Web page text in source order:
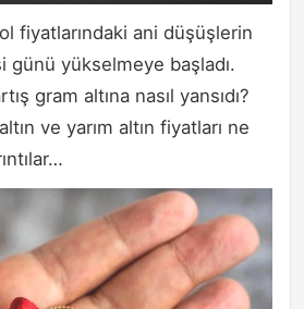
fiyatlarındaki ani düşüşlerin
günü yükselmeye başladı.
gram altına nasıl yansıdı?
ve yarım altın fiyatları ne